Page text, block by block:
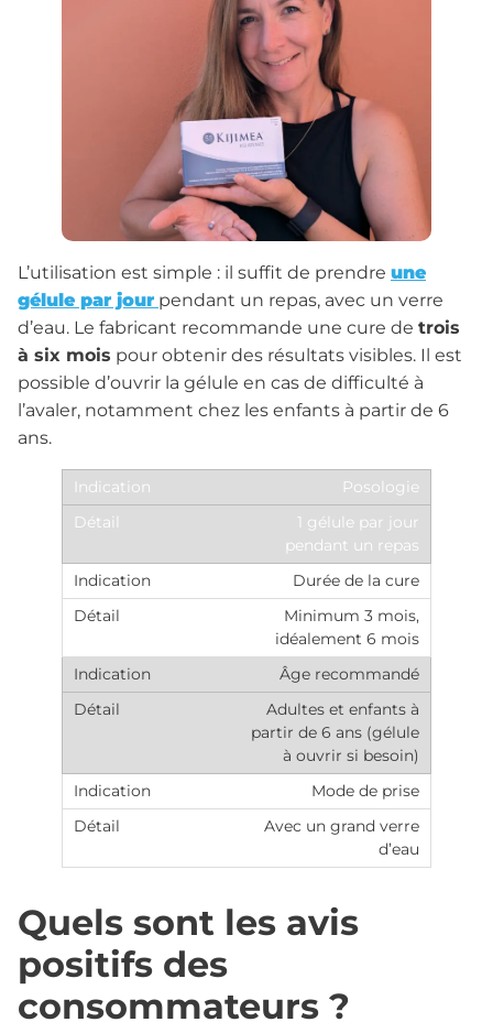
L’utilisation est simple : il suffit de prendre une
gélule par jour pendant un repas, avec un verre
d’eau. Le fabricant recommande une cure de trois
à six mois pour obtenir des résultats visibles. Il est
possible d’ouvrir la gélule en cas de difficulté à
l’avaler, notamment chez les enfants à partir de 6
ans.
Posologie
1 gélule par jour
pendant un repas
Durée de la cure
Minimum 3 mois,
idéalement 6 mois
Âge recommandé
Adultes et enfants à
partir de 6 ans (gélule
à ouvrir si besoin)
Mode de prise
Avec un grand verre
d’eau
Quels sont les avis
positifs des
consommateurs ?